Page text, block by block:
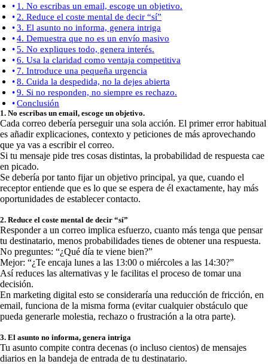
1. No escribas un email, escoge un objetivo.
2. Reduce el coste mental de decir “sí”
3. El asunto no informa, genera intriga
4. Demuestra que no es un envío masivo
5. No expliques todo, genera interés.
6. Usa la claridad como ventaja competitiva
7. Introduce una pequeña urgencia
8. Cuida la despedida, no la dejes abierta
9. Si no responden, no siempre es rechazo.
Conclusión
1. No escribas un email, escoge un objetivo.
Cada correo debería perseguir una sola acción. El primer error habitual
es añadir explicaciones, contexto y peticiones de más aprovechando
que ya vas a escribir el correo.
Si tu mensaje pide tres cosas distintas, la probabilidad de respuesta cae
en picado.
Se debería por tanto fijar un objetivo principal, ya que, cuando el
receptor entiende que es lo que se espera de él exactamente, hay más
oportunidades de establecer contacto.
2. Reduce el coste mental de decir “sí”
Responder a un correo implica esfuerzo, cuanto más tenga que pensar
tu destinatario, menos probabilidades tienes de obtener una respuesta.
No preguntes: “¿Qué día te viene bien?”
Mejor: “¿Te encaja lunes a las 13:00 o miércoles a las 14:30?”
Así reduces las alternativas y le facilitas el proceso de tomar una
decisión.
En marketing digital esto se consideraría una reducción de fricción, en
email, funciona de la misma forma (evitar cualquier obstáculo que
pueda generarle molestia, rechazo o frustración a la otra parte).
3. El asunto no informa, genera intriga
Tu asunto compite contra decenas (o incluso cientos) de mensajes
diarios en la bandeja de entrada de tu destinatario.